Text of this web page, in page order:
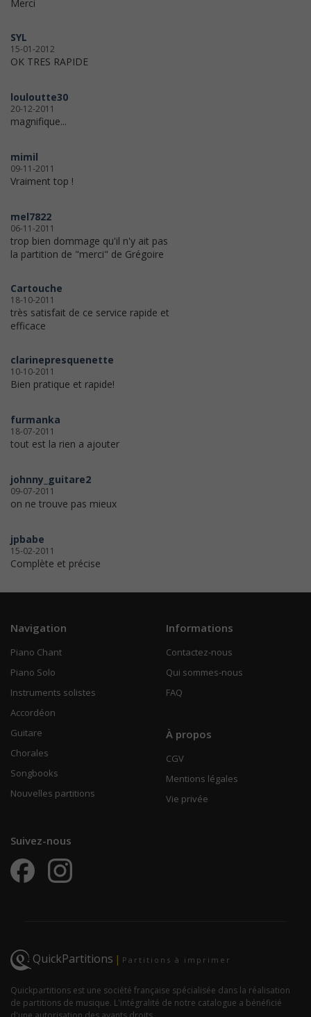
Merci
SYL
15-01-2012
OK TRES RAPIDE
louloutte30
20-12-2011
magnifique...
mimil
09-11-2011
Vraiment top !
mel7822
06-11-2011
trop bien dommage qu'il n'y ait pas
la partition de "merci" de Grégoire
Cartouche
18-10-2011
très satisfait de ce service rapide et
efficace
clarinepresquenette
10-10-2011
Bien pratique et rapide!
furmanka
18-07-2011
tout est la rien a ajouter
johnny_guitare2
09-07-2011
on ne trouve pas mieux
jpbabe
15-02-2011
Complète et précise
Navigation
Piano Chant
Piano Solo
Instruments solistes
Accordéon
Guitare
Chorales
Songbooks
Nouvelles partitions
Informations
Contactez-nous
Qui sommes-nous
FAQ
À propos
CGV
Mentions légales
Vie privée
Suivez-nous
QuickPartitions | Partitions à imprimer
Quickpartitions est une société française spécialisée dans la réalisation
de partitions de musique. L'intégralité de notre catalogue a bénéficié